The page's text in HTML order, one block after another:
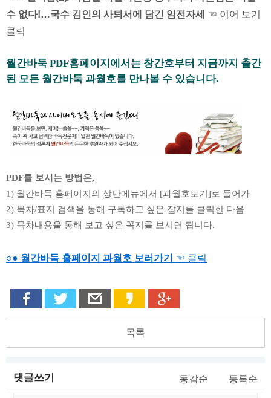
수 없다!…국수 김인의 사퇴서에 담긴 임전자세
☜ 이어 보기
클릭
월간바둑 PDF홈페이지에서는 창간호부터 지금까지 출간
된 모든 월간바둑 과월호를 만나볼 수 있습니다.
PDF를 보시는 방법은,
1) 월간바둑 홈페이지의 상단메뉴에서 [과월호보기]로 들어가
2) 목차/표지 검색을 통해 구독하고 싶은 잡지를 클릭한 다음
3) 목차내용을 통해 보고 싶은 꼭지를 보시면 됩니다.
○● 월간바둑 홈페이지 과월호 보러가기 ☜ 클릭
목록
댓글쓰기 동감순 등록순